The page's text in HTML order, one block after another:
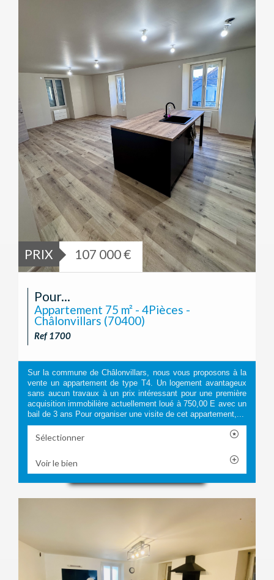
PRIX 107 000 €
Pour...
Appartement 75 m² - 4Pièces -
Châlonvillars (70400)
Ref 1700
Sur la commune de Châlonvillars, nous vous proposons à la
vente un appartement de type T4. Un logement avantageux
sans aucun travaux à un prix intéressant pour une première
acquisition immobilière actuellement loué à 750,00 E avec un
bail de 3 ans Pour organiser une visite de cet appartement,...
Sélectionner
Voir le bien